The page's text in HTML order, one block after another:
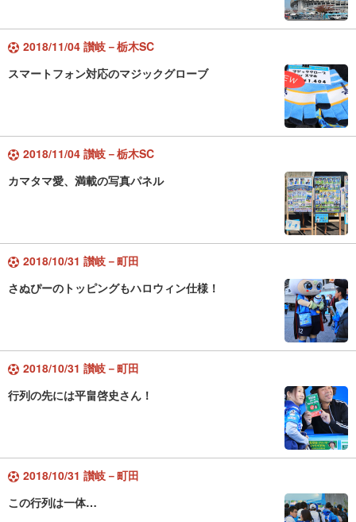
2018/11/04 讃岐－栃木SC
スマートフォン対応のマジックグローブ
2018/11/04 讃岐－栃木SC
カマタマ愛、満載の写真パネル
2018/10/31 讃岐－町田
さぬぴーのトッピングもハロウィン仕様！
2018/10/31 讃岐－町田
行列の先には平畠啓史さん！
2018/10/31 讃岐－町田
この行列は一体…